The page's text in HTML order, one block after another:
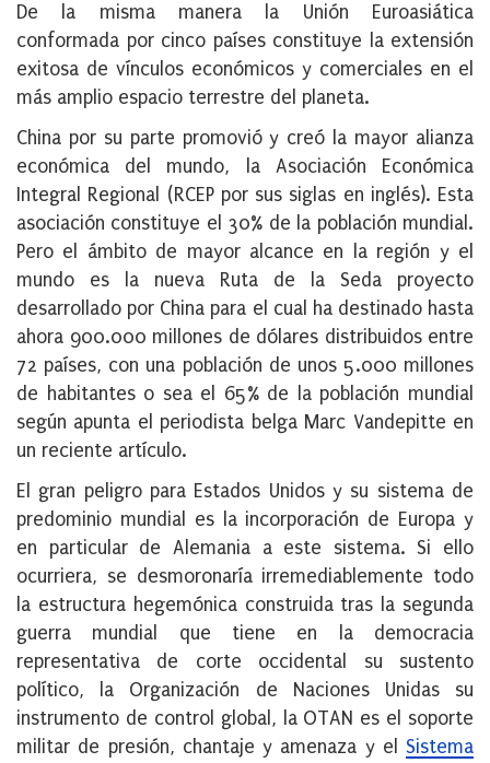
De la misma manera la Unión Euroasiática
conformada por cinco países constituye la extensión
exitosa de vínculos económicos y comerciales en el
más amplio espacio terrestre del planeta.
China por su parte promovió y creó la mayor alianza
económica del mundo, la Asociación Económica
Integral Regional (RCEP por sus siglas en inglés). Esta
asociación constituye el 30% de la población mundial.
Pero el ámbito de mayor alcance en la región y el
mundo es la nueva Ruta de la Seda proyecto
desarrollado por China para el cual ha destinado hasta
ahora 900.000 millones de dólares distribuidos entre
72 países, con una población de unos 5.000 millones
de habitantes o sea el 65% de la población mundial
según apunta el periodista belga Marc Vandepitte en
un reciente artículo.
El gran peligro para Estados Unidos y su sistema de
predominio mundial es la incorporación de Europa y
en particular de Alemania a este sistema. Si ello
ocurriera, se desmoronaría irremediablemente todo
la estructura hegemónica construida tras la segunda
guerra mundial que tiene en la democracia
representativa de corte occidental su sustento
político, la Organización de Naciones Unidas su
instrumento de control global, la OTAN es el soporte
militar de presión, chantaje y amenaza y el Sistema